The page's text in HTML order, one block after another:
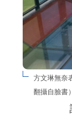
方文琳無奈
翻攝自臉書）